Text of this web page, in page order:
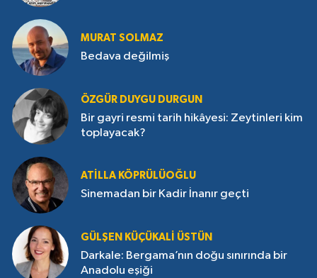
MURAT SOLMAZ
Bedava değilmiş
ÖZGÜR DUYGU DURGUN
Bir gayri resmi tarih hikâyesi: Zeytinleri kim
toplayacak?
ATILLA KÖPRÜLÜOĞLU
Sinemadan bir Kadir İnanır geçti
GÜLŞEN KÜÇÜKALI ÜSTÜN
Darkale: Bergama’nın doğu sınırında bir
Anadolu eşiği